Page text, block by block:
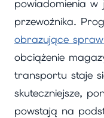
powiadomienia w
przewoźnika.
obrazujące
obciążenie
transportu staje
skuteczniejsze,
powstają na